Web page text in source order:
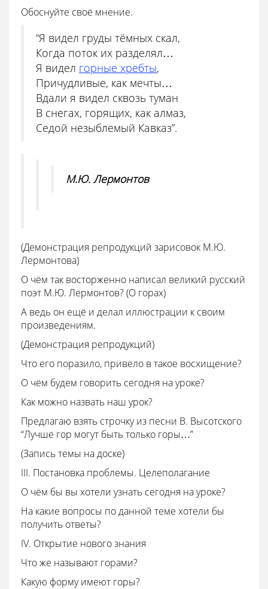
Обоснуйте своё мнение.
“Я видел груды тёмных скал,
Когда поток их разделял…
Я видел горные хребты,
Причудливые, как мечты…
Вдали я видел сквозь туман
В снегах, горящих, как алмаз,
Седой незыблемый Кавказ”.
М.Ю. Лермонтов
(Демонстрация репродукций зарисовок М.Ю.
Лермонтова)
О чём так восторженно написал великий русский
поэт М.Ю. Лермонтов? (О горах)
А ведь он ещё и делал иллюстрации к своим
произведениям.
(Демонстрация репродукций)
Что его поразило, привело в такое восхищение?
О чём будем говорить сегодня на уроке?
Как можно назвать наш урок?
Предлагаю взять строчку из песни В. Высотского
“Лучше гор могут быть только горы…”
(Запись темы на доске)
III. Постановка проблемы. Целеполагание
О чём бы вы хотели узнать сегодня на уроке?
На какие вопросы по данной теме хотели бы
получить ответы?
IV. Открытие нового знания
Что же называют горами?
Какую форму имеют горы?